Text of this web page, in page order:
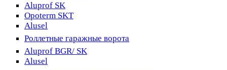
Aluprof SK
Opoterm SKT
Alusel
Роллетные гаражные ворота
Aluprof BGR/ SK
Alusel